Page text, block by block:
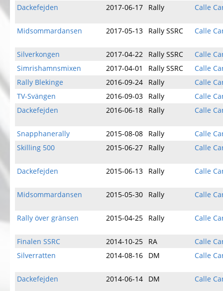
Dackefejden
2017-06-17 Rally Calle
Midsommardansen 2017-05-13 Rally SSRC Calle
Silverkongen 2017-04-22 Rally SSRC
Calle
Simrishamnsmixen
2017-04-01 Rally SSRC
Calle
Rally Blekinge
2016-09-24 Rally
Calle
TV-Svängen
2016-09-03 Rally
Calle
Dackefejden
2016-06-18 Rally Calle
Snapphanerally 2015-08-08 Rally
Calle
Skilling 500
2015-06-27 Rally Calle
Dackefejden 2015-06-13 Rally Calle
Midsommardansen 2015-05-30 Rally Calle
Rally över gränsen 2015-04-25 Rally Calle
Finalen SSRC 2014-10-25 RA
Calle
Silverratten
2014-08-16 DM Calle
Dackefejden 2014-06-14 DM Calle